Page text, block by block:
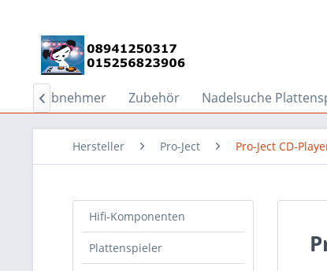
Tonabnehmer Zubehör Nadelsuche

Hersteller Pro-Ject Pro-Ject CD-
Hifi-Komponenten
Plattenspieler